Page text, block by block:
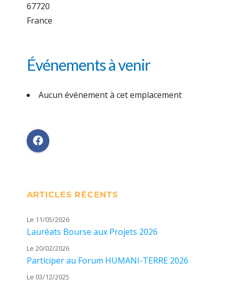
67720
France
Événements à venir
Aucun événement à cet emplacement
ARTICLES RÉCENTS
Le 11/05/2026
Lauréats Bourse aux Projets 2026
Le 20/02/2026
Participer au Forum HUMANI-TERRE 2026
Le 03/12/2025